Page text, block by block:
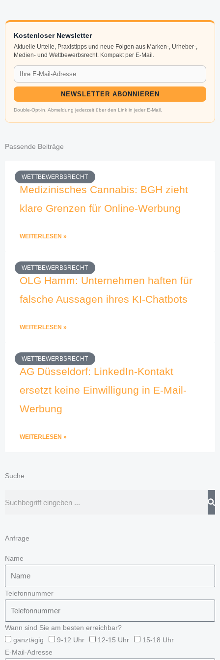
Kostenloser Newsletter
Aktuelle Urteile, Praxistipps und neue Folgen aus Marken-, Urheber-,
Medien- und Wettbewerbsrecht. Kompakt per E-Mail.
NEWSLETTER ABONNIEREN
Double-Opt-in. Abmeldung jederzeit über den Link in jeder E-Mail.
Passende Beiträge
WETTBEWERBSRECHT
Medizinisches Cannabis: BGH zieht
klare Grenzen für Online-Werbung
WEITERLESEN »
WETTBEWERBSRECHT
OLG Hamm: Unternehmen haften für
falsche Aussagen ihres KI-Chatbots
WEITERLESEN »
WETTBEWERBSRECHT
AG Düsseldorf: LinkedIn-Kontakt
ersetzt keine Einwilligung in E-Mail-
Werbung
WEITERLESEN »
Suche
Anfrage
Name
Telefonnummer
Wann sind Sie am besten erreichbar?
ganztägig
9-12 Uhr 12-15 Uhr
15-18 Uhr
E-Mail-Adresse